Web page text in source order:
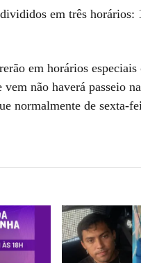
em três horários:
em horários especiais
não haverá passeio
normalmente de sexta-